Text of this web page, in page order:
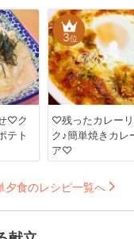
♡ク
テト
3位
♡残ったカレー
ク♪簡単焼きカレ
ア♡
夕食のレシピ一覧へ